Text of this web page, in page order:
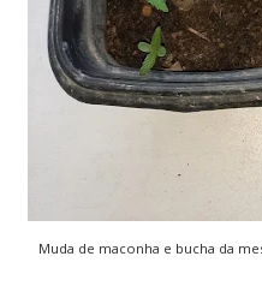
Muda de maconha e bucha da